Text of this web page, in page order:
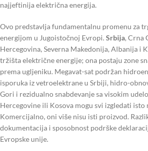
najjeftinija električna energija.
Ovo predstavlja fundamentalnu promenu za
energijom u Jugoistočnoj Evropi. Srbija, Crna
Hercegovina, Severna Makedonija, Albanija i
tržišta električne energije; ona postaju zone
prema ugljeniku. Megavat-sat podržan
isporuka iz vetroelektrane u Srbiji, hidro-
Gori i rezidualno snabdevanje sa visokim
Hercegovine ili Kosova mogu svi izgledati isto
Komercijalno, oni više nisu isti proizvod.
dokumentacija i sposobnost podrške
Evropske unije.